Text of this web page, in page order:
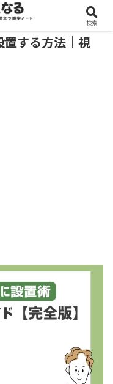
置する方法｜視
検索